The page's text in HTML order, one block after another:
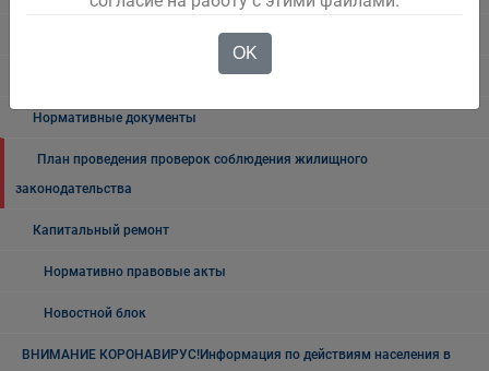
Нормативные документы
План проведения проверок соблюдения жилищного
законодательства
Капитальный ремонт
Нормативно правовые акты
Новостной блок
ВНИМАНИЕ КОРОНАВИРУС!Информация по действиям населения в
OK